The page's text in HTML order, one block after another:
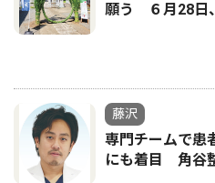
願う ６月28日
藤沢
専門チームで
にも着目 角谷